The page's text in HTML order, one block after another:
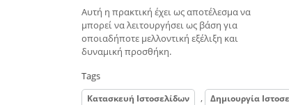
Αυτή η πρακτική έχει ως αποτέλεσμα να
μπορεί να λειτουργήσει ως βάση για
οποιαδήποτε μελλοντική εξέλιξη και
δυναμική προσθήκη.
Tags
Κατασκευή Ιστοσελίδων , Δημιουργία